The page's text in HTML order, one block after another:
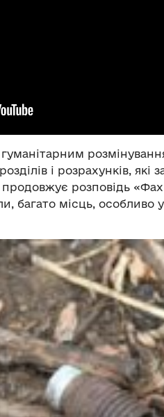
і розрахунків, які
розповідь
багато місць, особливо